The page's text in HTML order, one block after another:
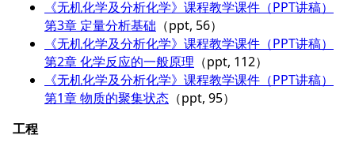
《无机化学及分析化学》课程教学课件（PPT讲稿）
第3章 定量分析基础 （ppt, 56）
《无机化学及分析化学》课程教学课件（PPT讲稿）
第2章 化学反应的一般原理 （ppt, 112）
《无机化学及分析化学》课程教学课件（PPT讲稿）
第1章 物质的聚集状态 （ppt, 95）
工程